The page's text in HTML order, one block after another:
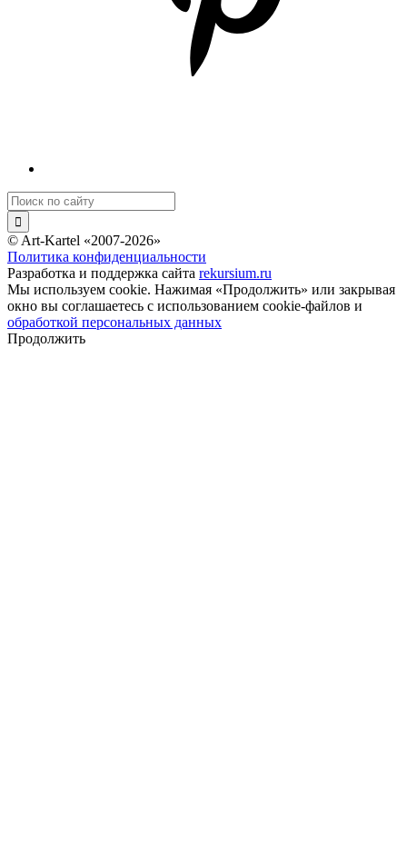
© Art-Kartel «2007-2026»
Политика конфиденциальности
Разработка и поддержка сайта rekursium.ru
Мы используем cookie. Нажимая «Продолжить» или закрывая
окно вы соглашаетесь с использованием cookie-файлов и
обработкой персональных данных
Продолжить